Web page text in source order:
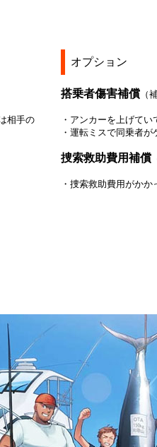
相手の
オプション
搭乗者傷害補償 （
・アンカーを上げて
・運転ミスで同乗者が
捜索救助費用補償
・捜索救助費用がかか